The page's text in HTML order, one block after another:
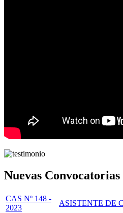
Nuevas Convocatorias
CAS Nº 148 -
2023
ASISTENTE DE